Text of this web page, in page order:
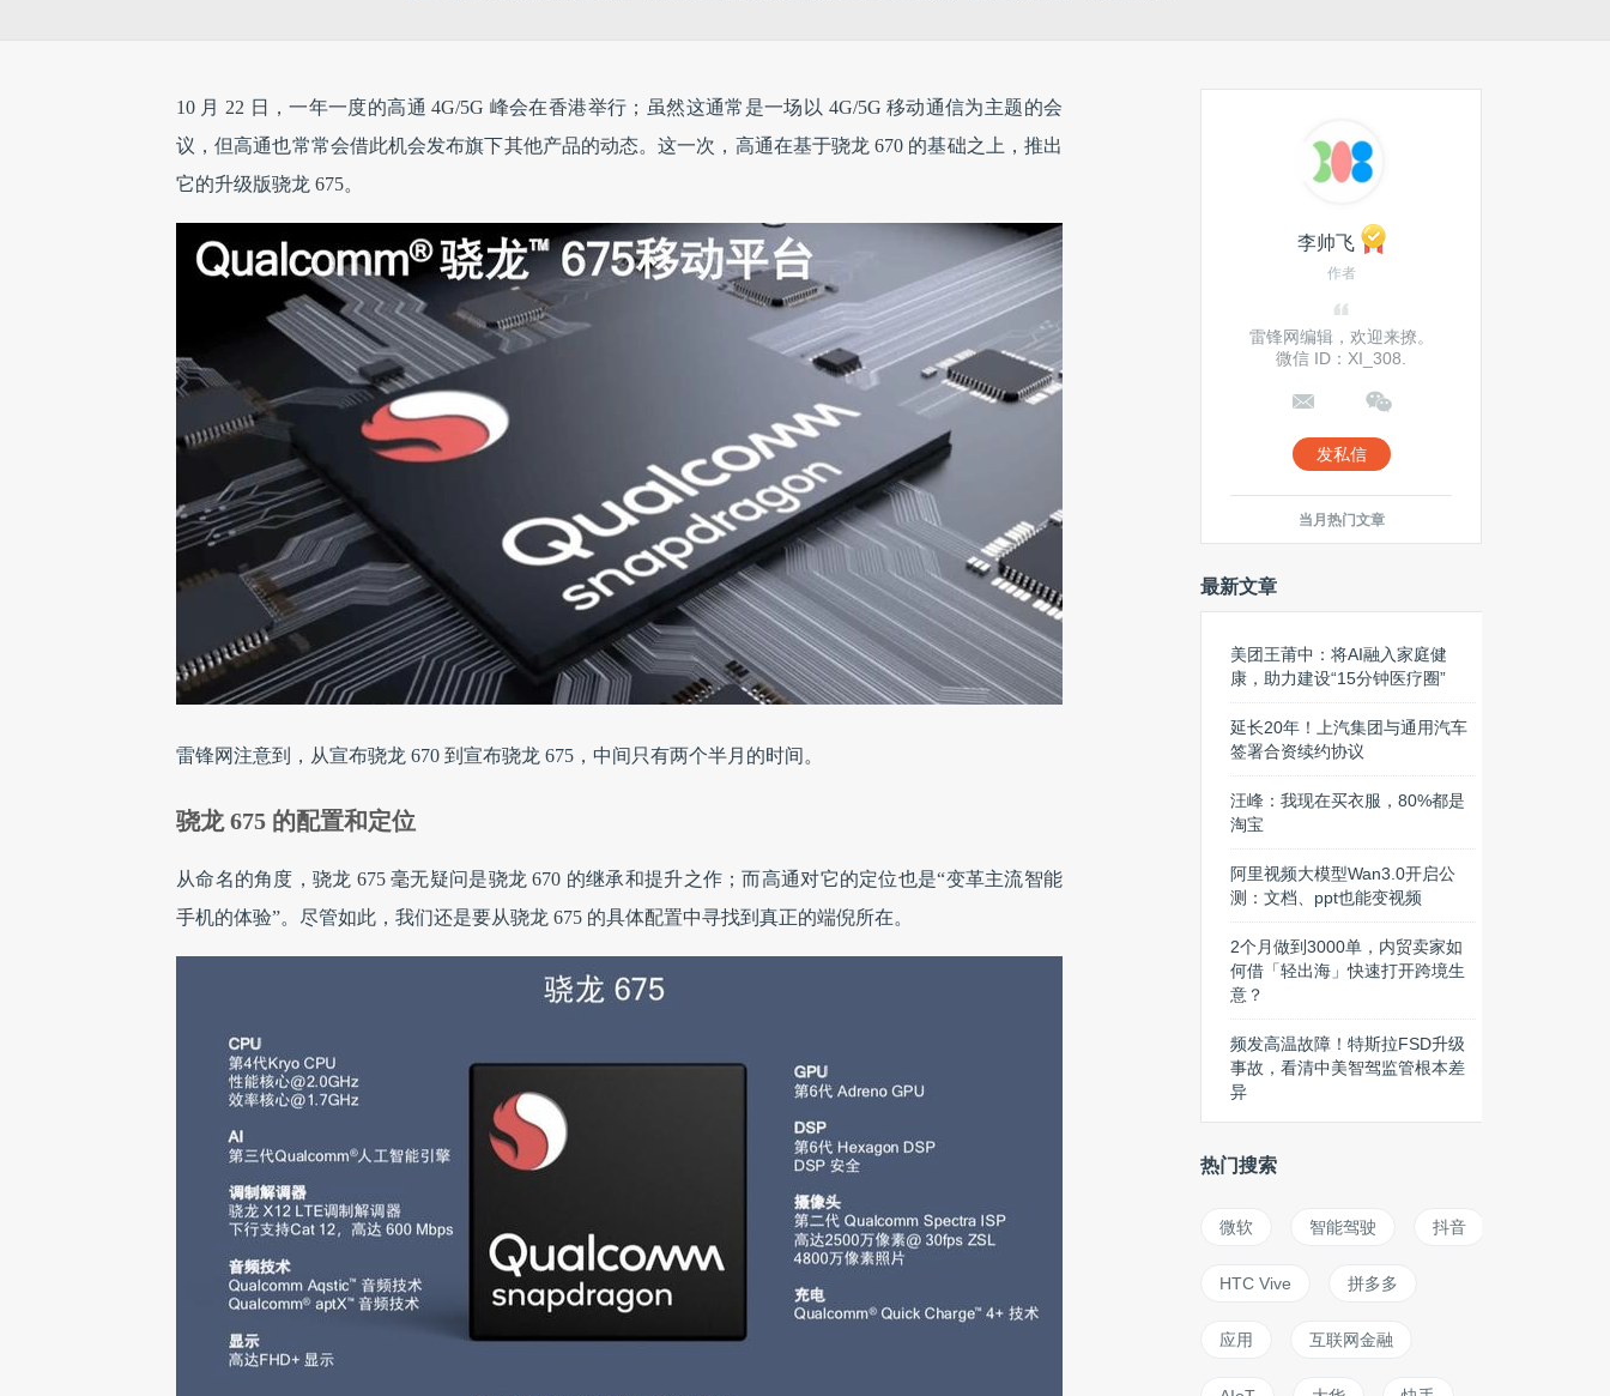
10 月 22 日，一年一度的高通 4G/5G 峰会在香港举行；虽然这通常是一场以 4G/5G 移动通信为主题的会
议，但高通也常常会借此机会发布旗下其他产品的动态。这一次，高通在基于骁龙 670 的基础之上，推出
它的升级版骁龙 675。
雷锋网注意到，从宣布骁龙 670 到宣布骁龙 675，中间只有两个半月的时间。
骁龙 675 的配置和定位
从命名的角度，骁龙 675 毫无疑问是骁龙 670 的继承和提升之作；而高通对它的定位也是“变革主流智能
手机的体验”。尽管如此，我们还是要从骁龙 675 的具体配置中寻找到真正的端倪所在。
李帅飞
作者
雷锋网编辑，欢迎来撩。
微信 ID：XI_308.
发私信
当月热门文章
最新文章
美团王莆中：将AI融入家庭健
康，助力建设“15分钟医疗圈”
延长20年！上汽集团与通用汽车
签署合资续约协议
汪峰：我现在买衣服，80%都是
淘宝
阿里视频大模型Wan3.0开启公
测：文档、ppt也能变视频
2个月做到3000单，内贸卖家如
何借「轻出海」快速打开跨境生
意？
频发高温故障！特斯拉FSD升级
事故，看清中美智驾监管根本差
异
热门搜索
微软 智能驾驶 抖音
HTC Vive 拼多多
应用 互联网金融